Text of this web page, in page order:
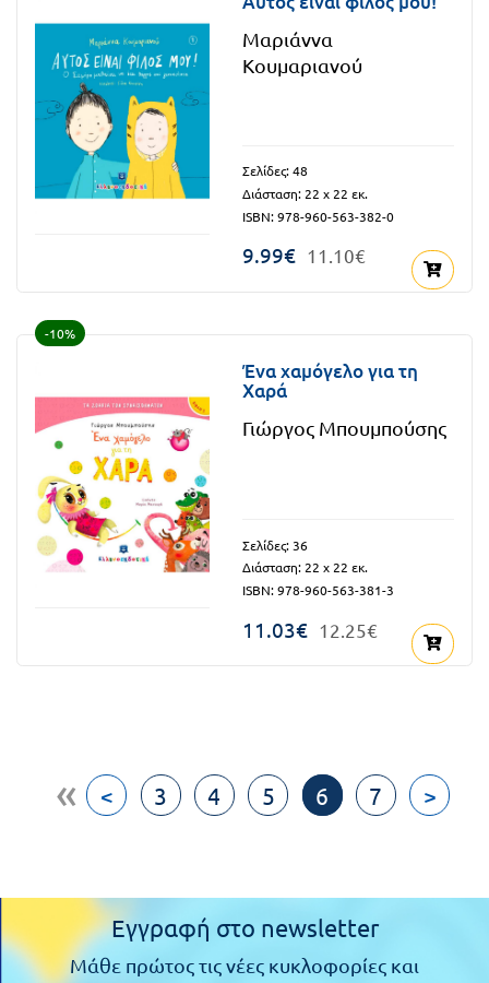
Μαριάννα
Κουμαριανού
Σελίδες: 48
Διάσταση: 22 x 22 εκ.
ISBN: 978-960-563-382-0
9.99€ 11.10€
-10%
Ένα χαμόγελο για τη
Χαρά
Γιώργος Μπουμπούσης
Σελίδες: 36
Διάσταση: 22 x 22 εκ.
ISBN: 978-960-563-381-3
11.03€ 12.25€
« < 3 4 5 6 7 >
Εγγραφή στο newsletter
Μάθε πρώτος τις νέες κυκλοφορίες και